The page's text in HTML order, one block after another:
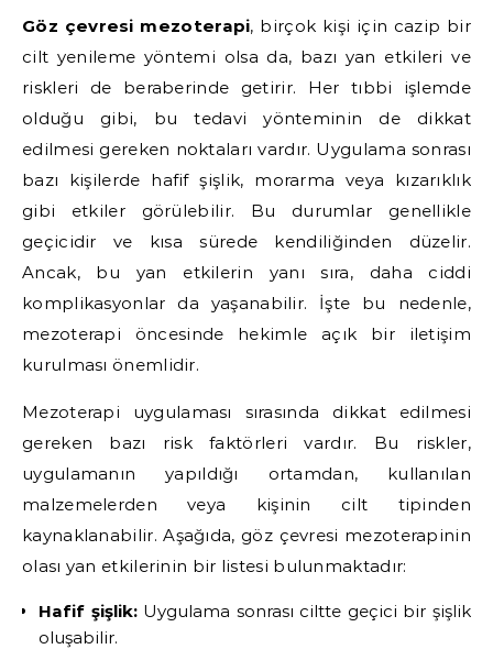
Göz çevresi mezoterapi, birçok kişi için cazip bir
cilt yenileme yöntemi olsa da, bazı yan etkileri ve
riskleri de beraberinde getirir. Her tıbbi işlemde
olduğu gibi, bu tedavi yönteminin de dikkat
edilmesi gereken noktaları vardır. Uygulama sonrası
bazı kişilerde hafif şişlik, morarma veya kızarıklık
gibi etkiler görülebilir. Bu durumlar genellikle
geçicidir ve kısa sürede kendiliğinden düzelir.
Ancak, bu yan etkilerin yanı sıra, daha ciddi
komplikasyonlar da yaşanabilir. İşte bu nedenle,
mezoterapi öncesinde hekimle açık bir iletişim
kurulması önemlidir.
Mezoterapi uygulaması sırasında dikkat edilmesi
gereken bazı risk faktörleri vardır. Bu riskler,
uygulamanın yapıldığı ortamdan, kullanılan
malzemelerden veya kişinin cilt tipinden
kaynaklanabilir. Aşağıda, göz çevresi mezoterapinin
olası yan etkilerinin bir listesi bulunmaktadır:
Hafif şişlik:Uygulama sonrası ciltte geçici bir şişlik
oluşabilir.